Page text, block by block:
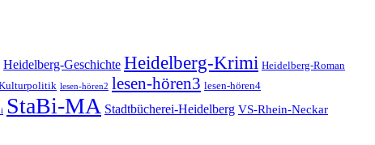
Heidelberg-Geschichte Heidelberg-Krimi Heidelberg-Roman
lesen-hören2 lesen-hören3 lesen-hören4
StaBi-MA Stadtbücherei-Heidelberg VS-Rhein-Neckar